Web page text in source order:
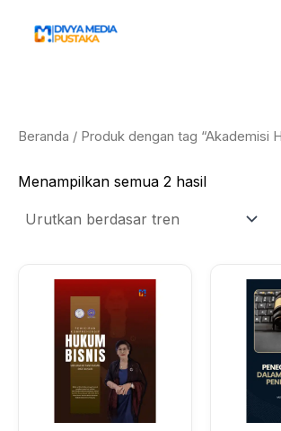
Beranda / Produk dengan tag “Akademisi
Menampilkan semua 2 hasil